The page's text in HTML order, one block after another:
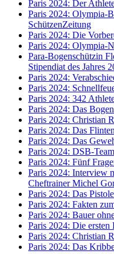
Paris 2024: Der
Paris 2024: Olympia-
SchützenZeitung
Paris 2024: Die
Paris 2024: Olympia-
Para-Bogenschützin
Stipendiat des Jahres
Paris 2024:
Paris 2024:
Paris 2024: 342
Paris 2024: Das
Paris 2024: Christian
Paris 2024: Das
Paris 2024: Das
Paris 2024: DSB-
Paris 2024: Fünf
Paris 2024: Interview
Cheftrainer Michel
Paris 2024: Das
Paris 2024: Fakten
Paris 2024: Bauer
Paris 2024: Die
Paris 2024: Christian
Paris 2024: Das